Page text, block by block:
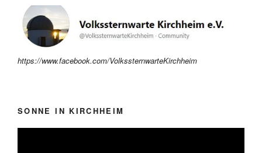
https://www.facebook.com/VolkssternwarteKirchheim
SONNE IN KIRCHHEIM